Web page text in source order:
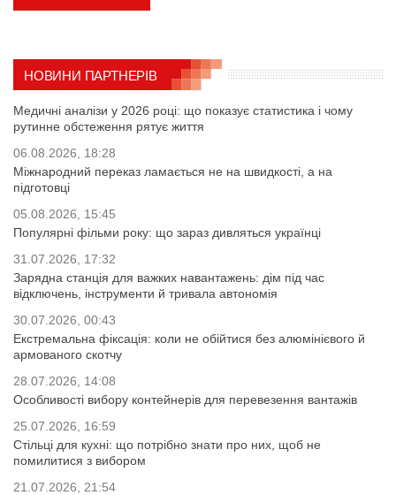
НОВИНИ ПАРТНЕРІВ
Медичні аналізи у 2026 році: що показує статистика і чому
рутинне обстеження рятує життя
06.08.2026, 18:28
Міжнародний переказ ламається не на швидкості, а на
підготовці
05.08.2026, 15:45
Популярні фільми року: що зараз дивляться українці
31.07.2026, 17:32
Зарядна станція для важких навантажень: дім під час
відключень, інструменти й тривала автономія
30.07.2026, 00:43
Екстремальна фіксація: коли не обійтися без алюмінієвого й
армованого скотчу
28.07.2026, 14:08
Особливості вибору контейнерів для перевезення вантажів
25.07.2026, 16:59
Стільці для кухні: що потрібно знати про них, щоб не
помилитися з вибором
21.07.2026, 21:54